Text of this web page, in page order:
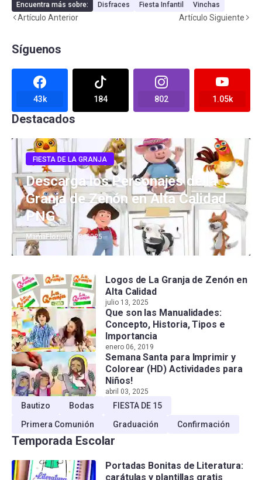
Encuentra más sobre: Disfraces Fiesta Infantil Vinchas
Artículo Anterior Artículo Siguiente
Síguenos
43k 184 802 1.05k
Destacados
FIESTA DE LA GRANJA
Descarga los Personajes de la
Granja de Zenón en Alta Calidad
PNG
MamaFlorjulio 13, 2025
Logos de La Granja de Zenón en
Alta Calidad
julio 13, 2025
Que son las Manualidades:
Concepto, Historia, Tipos e
Importancia
enero 06, 2019
Semana Santa para Imprimir y
Colorear (HD) Actividades para
Niños!
abril 03, 2025
Bautizo Bodas
FIESTA DE 15
Primera Comunión
Graduación Confirmación
Temporada Escolar
Portadas Bonitas de Literatura:
carátulas y plantillas gratis